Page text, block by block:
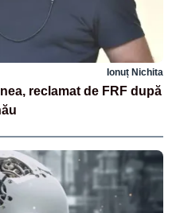
Ionuț Nichita
reclamat de FRF după